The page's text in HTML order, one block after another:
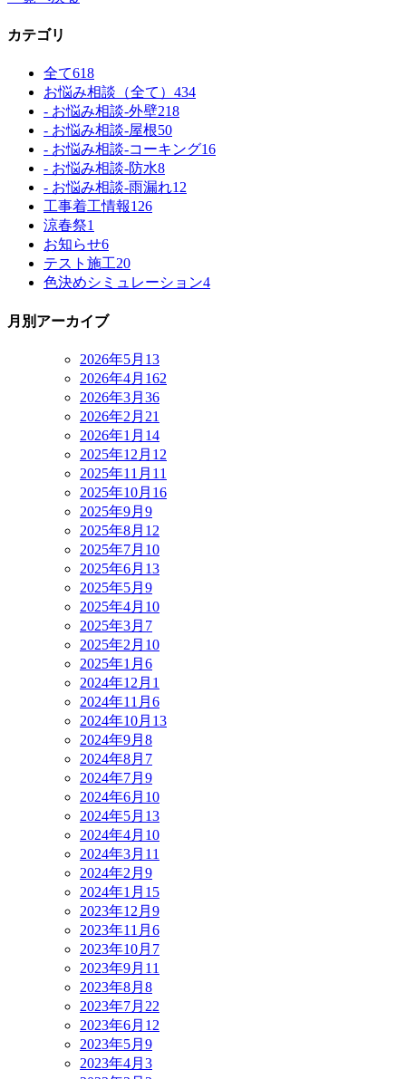
カテゴリ
全て618
お悩み相談（全て） 434
- お悩み相談-外壁218
- お悩み相談-屋根50
- お悩み相談-コーキング16
- お悩み相談-防水8
- お悩み相談-雨漏れ12
工事着工情報126
涼春祭1
お知らせ6
テスト施工20
色決めシミュレーション4
月別アーカイブ
2026年5月 13
2026年4月 162
2026年3月 36
2026年2月 21
2026年1月 14
2025年12月 12
2025年11月 11
2025年10月 16
2025年9月 9
2025年8月 12
2025年7月 10
2025年6月 13
2025年5月 9
2025年4月 10
2025年3月 7
2025年2月 10
2025年1月 6
2024年12月 1
2024年11月 6
2024年10月 13
2024年9月 8
2024年8月 7
2024年7月 9
2024年6月 10
2024年5月 13
2024年4月 10
2024年3月 11
2024年2月 9
2024年1月 15
2023年12月 9
2023年11月 6
2023年10月 7
2023年9月 11
2023年8月 8
2023年7月 22
2023年6月 12
2023年5月 9
2023年4月 3